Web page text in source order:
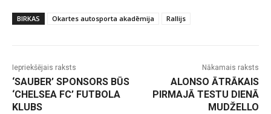
BIRKAS Okartes autosporta akadēmija Rallijs
Iepriekšējais raksts
‘SAUBER’ SPONSORS BŪS
‘CHELSEA FC’ FUTBOLA
KLUBS
Nākamais raksts
ALONSO ĀTRĀKAIS
PIRMAJĀ TESTU DIENĀ
MUDŽELLO